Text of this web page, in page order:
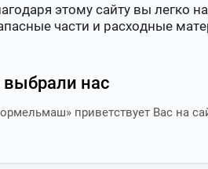
этому сайту вы легко
части и расходные
выбрали нас
приветствует Вас на